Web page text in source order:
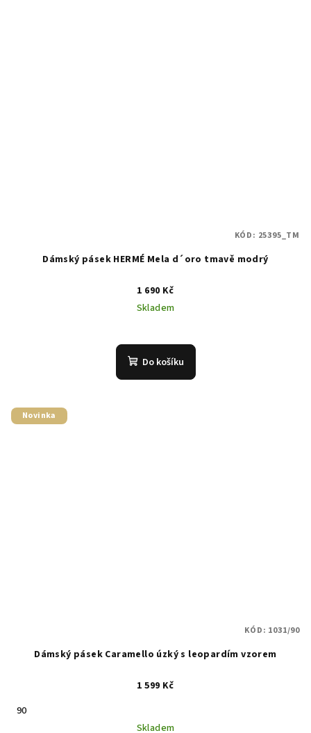
Dámský pásek HERMÉ Mela d´oro tmavě modrý
1 690 Kč
Skladem
Do košíku
KÓD: 25395_TM
Novinka
Dámský pásek Caramello úzký s leopardím vzorem
1 599 Kč
90
Skladem
KÓD: 1031/90